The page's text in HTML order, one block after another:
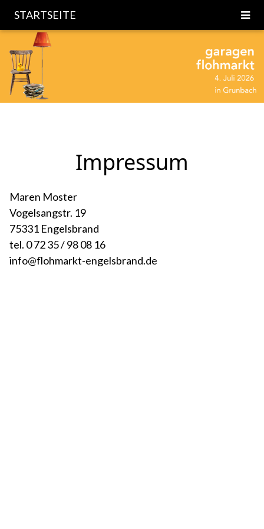
STARTSEITE
Impressum
Maren Moster
Vogelsangstr. 19
75331 Engelsbrand
tel. 0 72 35 / 98 08 16
info@flohmarkt-engelsbrand.de